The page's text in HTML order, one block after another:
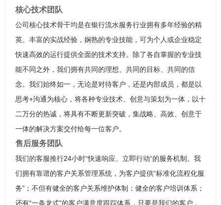
核心技术团队
公司核心技术骨干均是在银行流水服务行业拥有多年经验的精
英。丰富的实战经验，娴熟的专业技能，可为个人或企业稳定
快速高效的运行提供全面的技术支持。除了各自掌握的专业技
能不同之外，我们拥有共同的理想、共同的目标、共同的信
念。我们始终如一，无论是对待客户，还是内部成员，都是以
思考+沟通为核心，将各种专业技术、创意与策划为一体，以十
二万分的热诚，将具有不断更新突破，集战略、高效、创意于
一体的解决方案交付给每一位客户。
售后服务团队
我们的客服推行24小时“快速响应、立即行动“的服务机制。我
们拥有靠谱的客户关系管理系统，为客户提供“标准化流程化服
务”；不但有健全的客户关系维护体制；健全的客户培训体系；
还有“一条龙式”的客户满意度跟踪体系，只要是我们的客户，